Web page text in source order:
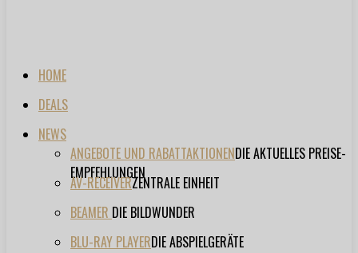
HOME
DEALS
NEWS
ANGEBOTE UND RABATTAKTIONENDIE AKTUELLES PREISE-
EMPFEHLUNGEN
AV-RECEIVERZENTRALE EINHEIT
BEAMER DIE BILDWUNDER
BLU-RAY PLAYERDIE ABSPIELGERÄTE